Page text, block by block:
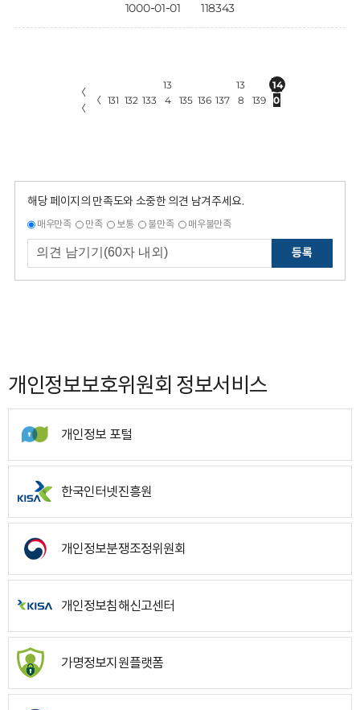
1000-01-01 118343
〈
〈
〈 131 132 133
13
4
135 136 137
13
8
139
14
0
해당 페이지의 만족도와 소중한 의견 남겨주세요.
매우만족 만족 보통 불만족 매우불만족
등록
개인정보보호위원회 정보서비스
개인정보 포털
한국인터넷진흥원
개인정보분쟁조정위원회
개인정보침해신고센터
가명정보지원플랫폼